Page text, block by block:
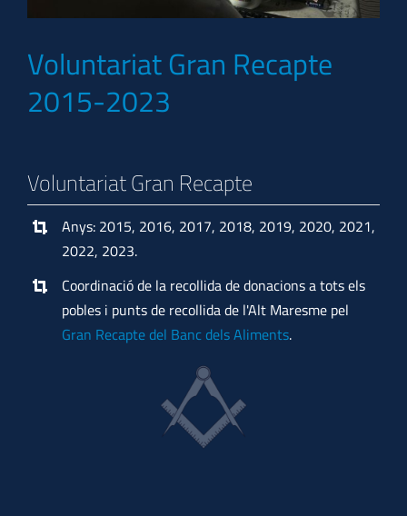
Voluntariat Gran Recapte
2015-2023
Voluntariat Gran Recapte
Anys: 2015, 2016, 2017, 2018, 2019, 2020, 2021,
2022, 2023.
Coordinació de la recollida de donacions a tots els
pobles i punts de recollida de l'Alt Maresme pel
Gran Recapte del Banc dels Aliments.